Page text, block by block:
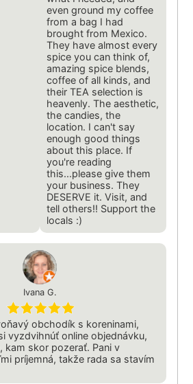
even ground my coffee
from a bag I had
brought from Mexico.
They have almost every
spice you can think of,
amazing spice blends,
coffee of all kinds, and
their TEA selection is
heavenly. The aesthetic,
the candies, the
location. I can't say
enough good things
about this place. If
you're reading
this...please give them
your business. They
DESERVE it. Visit, and
tell others!! Support the
locals :)
Ivana G.
obchodík s koreninami,
vyzdvihnúť online objednávku,
kam skor pozerať. Pani v
príjemná, takže rada sa stavím